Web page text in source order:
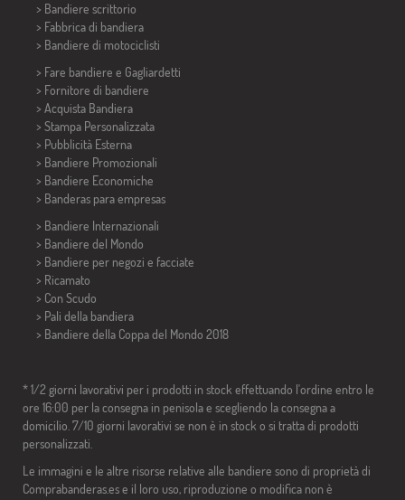
> Bandiere scrittorio
> Fabbrica di bandiera
> Bandiere di motociclisti
> Fare bandiere e Gagliardetti
> Fornitore di bandiere
> Acquista Bandiera
> Stampa Personalizzata
> Pubblicità Esterna
> Bandiere Promozionali
> Bandiere Economiche
> Banderas para empresas
> Bandiere Internazionali
> Bandiere del Mondo
> Bandiere per negozi e facciate
> Ricamato
> Con Scudo
> Pali della bandiera
> Bandiere della Coppa del Mondo 2018
* 1/2 giorni lavorativi per i prodotti in stock effettuando l'ordine entro le
ore 16:00 per la consegna in penisola e scegliendo la consegna a
domicilio. 7/10 giorni lavorativi se non è in stock o si tratta di prodotti
personalizzati.
Le immagini e le altre risorse relative alle bandiere sono di proprietà di
Comprabanderas.es e il loro uso, riproduzione o modifica non è